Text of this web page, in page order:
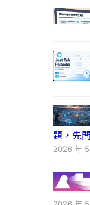
題，先
2026 年